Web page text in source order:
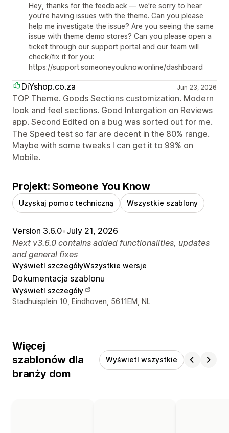
Hey, thanks for the feedback — we're sorry to hear
you're having issues with the theme. Can you please
help me investigate the issue? Are you seeing the same
issue with theme demo stores? Can you please open a
ticket through our support portal and our team will
check/fix it for you:
https://support.someoneyouknow.online/dashboard
DiYshop.co.za Jun 23, 2026
TOP Theme. Goods Sections customization. Modern
look and feel sections. Good Intergation on Reviews
app. Second Edited on a bug was sorted out for me.
The Speed test so far are decent in the 80% range.
Maybe with some tweaks I can get it to 99% on
Mobile.
Projekt: Someone You Know
Uzyskaj pomoc techniczną Wszystkie szablony
Version 3.6.0•July 21, 2026
Next v3.6.0 contains added functionalities, updates
and general fixes
Wyświetl szczegółyWszystkie wersje
Dokumentacja szablonu
Wyświetl szczegóły
Dane kontaktowe projektanta
Stadhuisplein 10, Eindhoven, 5611EM, NL
Więcej
szablonów dla
branży dom
Wyświetl wszystkie